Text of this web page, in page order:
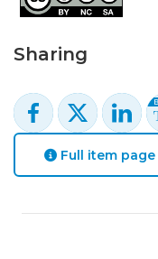
Sharing
Full item page